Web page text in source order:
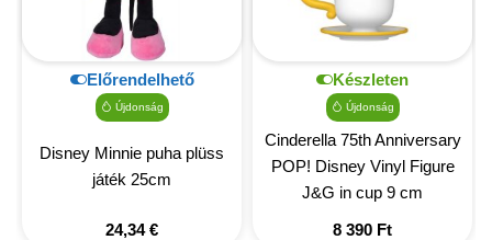
Előrendelhető
Újdonság
Disney Minnie puha plüss
játék 25cm
24,34€
Készleten
Újdonság
Cinderella 75th Anniversary
POP! Disney Vinyl Figure
J&G in cup 9 cm
8 390 Ft